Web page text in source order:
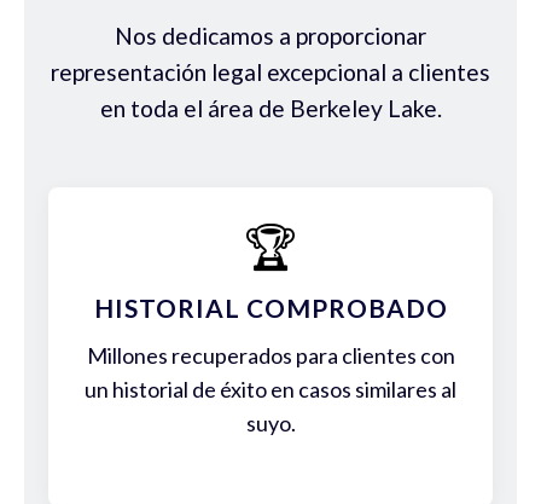
Nos dedicamos a proporcionar
representación legal excepcional a clientes
en toda el área de Berkeley Lake.
🏆
HISTORIAL COMPROBADO
Millones recuperados para clientes con
un historial de éxito en casos similares al
suyo.